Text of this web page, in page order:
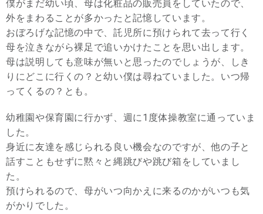
僕がまだ幼い頃、母は化粧品の販売員をしていたので、
外をまわることが多かったと記憶しています。
おぼろげな記憶の中で、託児所に預けられて去って行く
母を泣きながら裸足で追いかけたことを思い出します。
母は説明しても意味が無いと思ったのでしょうが、しき
りにどこに行くの？と幼い僕は尋ねていました。いつ帰
ってくるの？とも。
幼稚園や保育園に行かず、週に1度体操教室に通っていま
した。
身近に友達を感じられる良い機会なのですが、他の子と
話すこともせずに黙々と縄跳びや跳び箱をしていまし
た。
預けられるので、母がいつ向かえに来るのかがいつも気
がかりでした。